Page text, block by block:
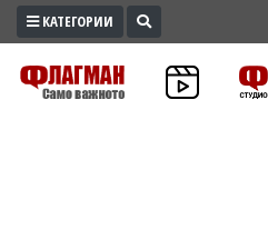
ПРОМО
ЗОНА
КАТЕГОРИИ